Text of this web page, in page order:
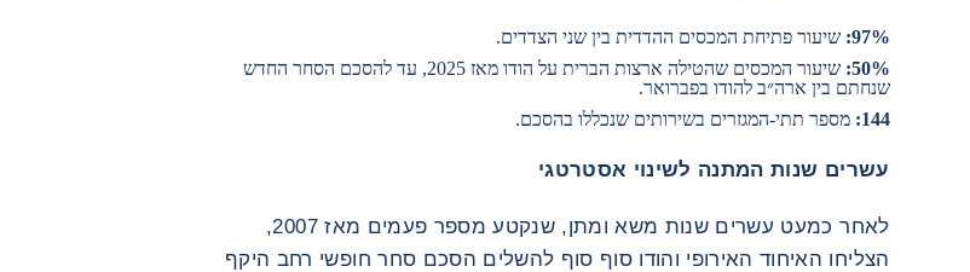
97%: שיעור פתיחת המכסים ההדדית בין שני הצדדים.
50%:
שיעור המכסים שהטילה ארצות הברית על הודו מאז 2025, עד להסכם הסחר החדש
שנחתם בין ארה״ב להודו בפברואר.
144:
מספר תתי-המגזרים בשירותים שנכללו בהסכם.
עשרים שנות המתנה לשינוי אסטרטגי
לאחר כמעט עשרים שנות משא ומתן, שנקטע מספר פעמים מאז 2007,
הצליחו האיחוד האירופי והודו סוף סוף להשלים הסכם סחר חופשי רחב היקף